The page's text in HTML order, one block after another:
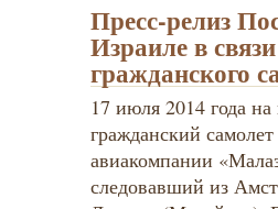
Пресс-релиз
Израиле в
гражданского
17 июля 2014 года
гражданский
авиакомпании
следовавший из